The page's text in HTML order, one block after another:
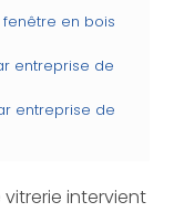
en bois
entreprise de
entreprise de
vitrerie intervient